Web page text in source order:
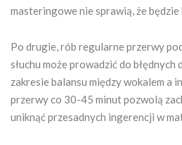
masteringowe nie sprawią, że będzie
Po drugie, rób regularne przerwy
słuchu może prowadzić do
zakresie balansu między wokalem a
przerwy co 30-45 minut pozwolą
uniknąć przesadnych ingerencji w